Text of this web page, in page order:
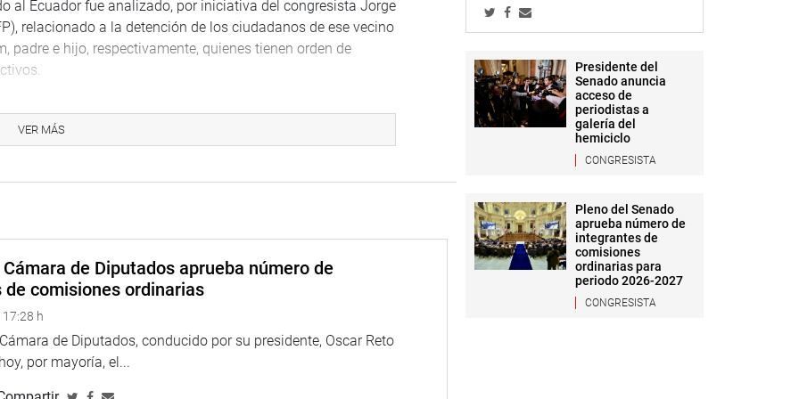
al Ecuador fue analizado, por iniciativa del congresista Jorge
relacionado a la detención de los ciudadanos de ese vecino
padre e hijo, respectivamente, quienes tienen orden de
de 63 años cuando hacía gestiones en el interior de la
de la Cancillería defendieran los derechos que les
en ese caso es la extradición y no la detención forzosa a la
comisión que el jefe de la Oficina, Patricio Rubio y el coronel
la comisión de lo ocurrido y su actuación en el evento. La
sesión.
ejecutivo del Consejo Nacional de Desarrollo de
VER MÁS
de Diputados aprueba número de
comisiones ordinarias
h
de Diputados, conducido por su presidente, Oscar Reto
por mayoría, el...
Presidente del
Senado anuncia
acceso de
periodistas a
galería del
hemiciclo
CONGRESISTA
Pleno del Senado
aprueba número de
integrantes de
comisiones
ordinarias para
periodo 2026-2027
CONGRESISTA